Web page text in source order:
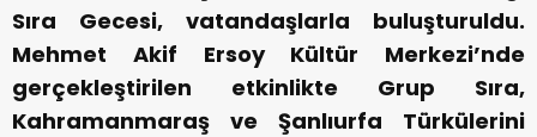
Sıra Gecesi, vatandaşlarla buluşturuldu.
Mehmet Akif Ersoy Kültür Merkezi’nde
gerçekleştirilen etkinlikte Grup Sıra,
Kahramanmaraş ve Şanlıurfa Türkülerini